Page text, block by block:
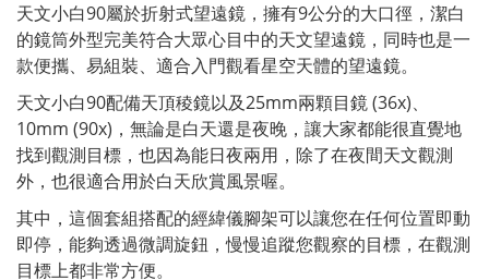
天文小白90屬於折射式望遠鏡，擁有9公分的大口徑，潔白
的鏡筒外型完美符合大眾心目中的天文望遠鏡，同時也是一
款便攜、易組裝、適合入門觀看星空天體的望遠鏡。
天文小白90配備天頂稜鏡以及25mm兩顆目鏡 (36x)、
10mm (90x)，無論是白天還是夜晚，讓大家都能很直覺地
找到觀測目標，也因為能日夜兩用，除了在夜間天文觀測
外，也很適合用於白天欣賞風景喔。
其中，這個套組搭配的經緯儀腳架可以讓您在任何位置即動
即停，能夠透過微調旋鈕，慢慢追蹤您觀察的目標，在觀測
目標上都非常方便。